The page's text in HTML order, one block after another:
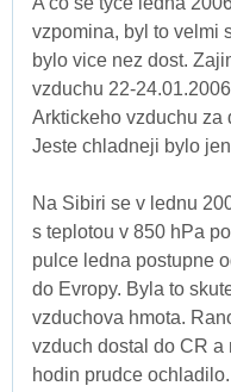
vzpomina, byl to velmi
bylo vice nez dost.
vzduchu 22-
Arktickeho vzduchu za
Jeste chladneji bylo
Na Sibiri se v lednu
s teplotou v 850 hPa
pulce ledna postupne
do Evropy. Byla to
vzduchova hmota.
vzduch dostal do CR a
hodin prudce